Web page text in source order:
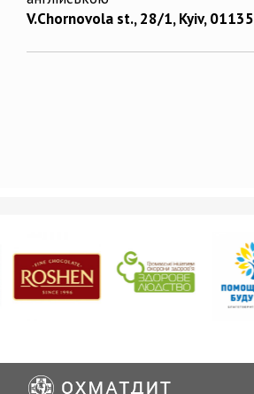
V.Chornovola st., 28/1, Kyiv, 01135